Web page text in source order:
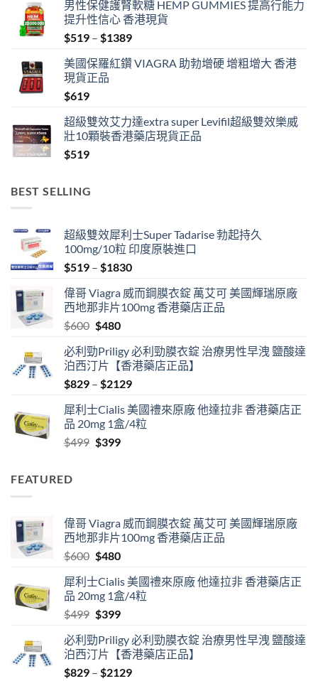
男性保健護腎軟糖 HEMP GUMMIES 提高行能力
提升性信心 香港現貨
$519 – $1389Price
$519
美國保羅紅鑽 VIAGRA 助勃增硬 增粗增大 香港
現貨正品
$619
超級雙效艾力達extra super Levifil超級雙效樂威
壯10顆裝香港藥店現貨正品
$519
BEST SELLING
超級雙效犀利士Super Tadarise 勃起持久
100mg/10粒 印度原裝進口
$519 – $1830Price
$519
through
偉哥 Viagra 威而鋼膜衣錠 萬艾可 美國輝瑞原廠
西地那非片100mg 香港藥店正品
$600 Original
was:
$600.
$480Current
is:
$480.
必利勁Priligy 必利勁膜衣錠 治療男性早洩 鹽酸達
泊西汀片【香港藥店正品】
$829 – $2129Price
$829
through
犀利士Cialis 美國禮來原廠 他達拉非 香港藥店正
品 20mg 1盒/4粒
$499 Original
$399Current
FEATURED
偉哥 Viagra 威而鋼膜衣錠 萬艾可 美國輝瑞原廠
西地那非片100mg 香港藥店正品
$600 Original
was:
$600.
$480Current
is:
$480.
犀利士Cialis 美國禮來原廠 他達拉非 香港藥店正
品 20mg 1盒/4粒
$499 Original
was:
$499.
$399Current
is:
$399.
必利勁Priligy 必利勁膜衣錠 治療男性早洩 鹽酸達
泊西汀片【香港藥店正品】
$829 – $2129Price